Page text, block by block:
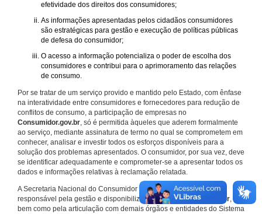
efetividade dos direitos dos consumidores;
As informações apresentadas pelos cidadãos consumidores
são estratégicas para gestão e execução de políticas públicas
de defesa do consumidor;
O acesso a informação potencializa o poder de escolha dos
consumidores e contribui para o aprimoramento das relações
de consumo.
Por se tratar de um serviço provido e mantido pelo Estado, com ênfase
na interatividade entre consumidores e fornecedores para redução de
conflitos de consumo, a participação de empresas no
Consumidor.gov.br, só é permitida àqueles que aderem formalmente
ao serviço, mediante assinatura de termo no qual se comprometem em
conhecer, analisar e investir todos os esforços disponíveis para a
solução dos problemas apresentados. O consumidor, por sua vez, deve
se identificar adequadamente e comprometer-se a apresentar todos os
dados e informações relativas à reclamação relatada.
A Secretaria Nacional do Consumidor do Ministério da Justiça é a
responsável pela gestão e disponibilização doConsumidor.gov.br,
bem como pela articulação com demais órgãos e entidades do Sistema